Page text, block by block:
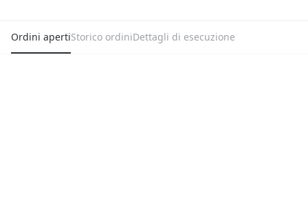
Ordini apertiStorico ordiniDettagli di esecuzione